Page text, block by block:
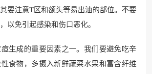
要注意T区和额头等易出油的部位。不要
以免引起感染和伤口恶化。
生成的重要因素之一。我们要避免吃辛
食物，多摄入新鲜蔬菜水果和富含纤维